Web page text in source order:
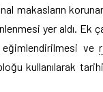
makasların
yer aldı. Ek
eğimlendirilmesi ve
kullanılarak